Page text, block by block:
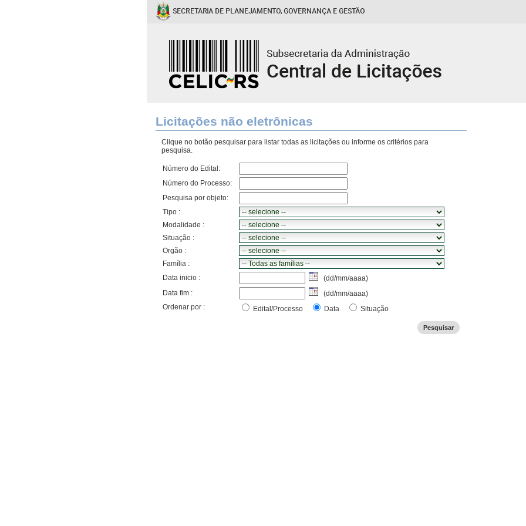
Licitações não eletrônicas
Clique no botão pesquisar para listar todas as licitações ou informe os critérios para
pesquisa.
Número do Edital:
Número do Processo:
Pesquisa por objeto:
Tipo :
Modalidade :
Situação :
Orgão :
Família :
Data inicio :
(dd/mm/aaaa)
Data fim :
(dd/mm/aaaa)
Ordenar por :
Edital/Processo Data Situação